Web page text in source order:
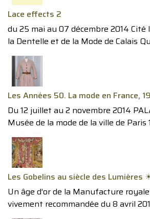
Lace effects 2
du 25 mai au 07 décembre 2014
la Dentelle et de la Mode de Calais
Les Années 50. La mode en France,
Du 12 juillet au 2 novembre 2014
Musée de la mode de la ville de Paris
Les Gobelins au siècle des Lumières
Un âge d’or de la Manufacture
vivement recommandée du 8 avril